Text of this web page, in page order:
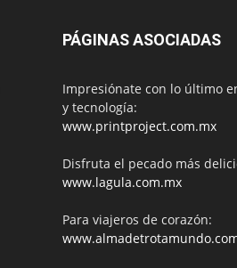
PÁGINAS ASOCIADAS
Impresiónate con lo último
y tecnología:
www.printproject.com.mx
Disfruta el pecado más
www.lagula.com.mx
Para viajeros de corazón: